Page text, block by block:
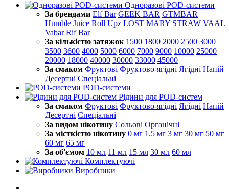
Одноразові POD-системи
За брендами Elf Bar GEEK BAR GTMBAR
Humble Juice Roll Upz LOST MARY STRAW VAAL
Vabar Rif Bar
За кількістю затяжок 1500 1800 2000 2500 3000
3500 3600 4000 5000 6000 7000 9000 10000 25000
20000 18000 40000 30000 33000 45000
За смаком Фруктові Фруктово-ягідні Ягідні Напій
Десертні Спеціальні
POD-системи
Рідини для POD-систем
За смаком Фруктові Фруктово-ягідні Ягідні Напій
Десертні Спеціальні
За видом нікотину Сольові Органічні
За місткістю нікотину 0 мг 1.5 мг 3 мг 30 мг 50 мг
60 мг 65 мг
За об'ємом 10 мл 11 мл 15 мл 30 мл 60 мл
Комплектуючі
Виробники